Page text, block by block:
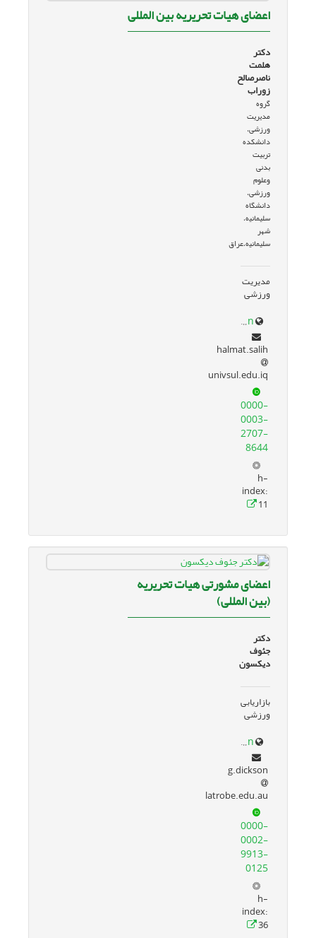
اعضای هیات تحریریه بین المللی
دکتر
هلمت
ناصرصالح
زوراب
گروە
مدیریت
ورزشی،
دانشکدە
تربیت
بدنی
وعلوم
ورزشی،
دانشگاه
سلیمانیە،
شهر
سلیمانیە،عراق
مدیریت
ورزشی
univsul.edu.iq/en/
halmat.salih
univsul.edu.iq
0000-
0003-
2707-
8644
h-
index:
11
اعضای مشورتی هیات تحریریه
(بین المللی)
دکتر
جئوف
دیکسون
بازاریابی
ورزشی
scholars.latrobe.edu.au/gddickson
g.dickson
latrobe.edu.au
0000-
0002-
9913-
0125
h-
index:
36